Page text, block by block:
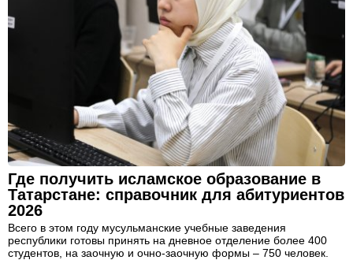
Где получить исламское образование в
Татарстане: справочник для абитуриентов
2026
Всего в этом году мусульманские учебные заведения
республики готовы принять на дневное отделение более 400
студентов, на заочную и очно-заочную формы – 750 человек.